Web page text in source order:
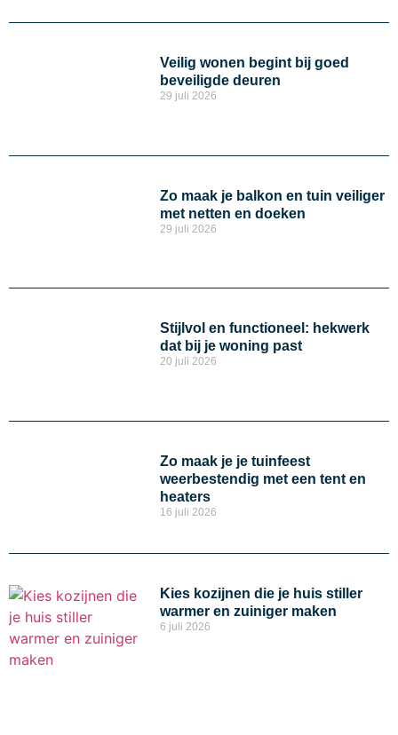
Veilig wonen begint bij goed
beveiligde deuren
29 juli 2026
Zo maak je balkon en tuin veiliger
met netten en doeken
29 juli 2026
Stijlvol en functioneel: hekwerk
dat bij je woning past
20 juli 2026
Zo maak je je tuinfeest
weerbestendig met een tent en
heaters
16 juli 2026
Kies kozijnen die je huis stiller
warmer en zuiniger maken
6 juli 2026